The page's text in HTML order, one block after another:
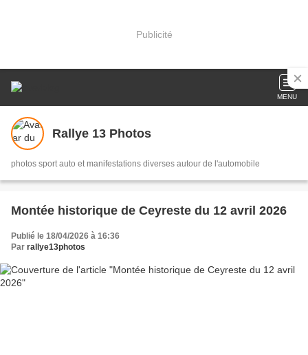
Publicité
MENU
Rallye 13 Photos
photos sport auto et manifestations diverses autour de l'automobile
Montée historique de Ceyreste du 12 avril 2026
Publié le 18/04/2026 à 16:36
Par rallye13photos